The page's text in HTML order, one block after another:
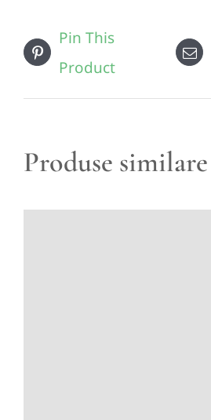
Pin This
Product
Produse similare